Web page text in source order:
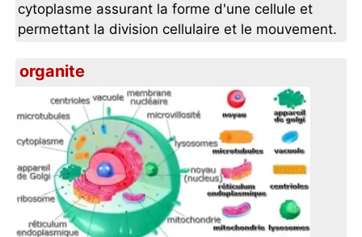
cytoplasme assurant la forme d'une cellule et
permettant la division cellulaire et le mouvement.
organite